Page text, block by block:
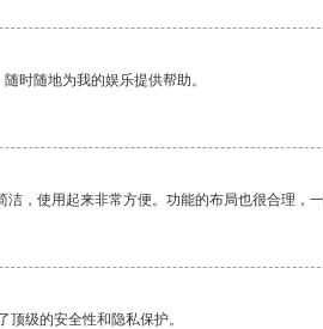
时随地为我的娱乐提供帮助。
，使用起来非常方便。功能的布局也很合理，一
级的安全性和隐私保护。